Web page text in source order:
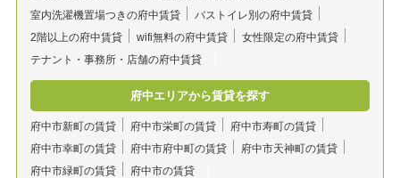
室内洗濯機置場つきの府中賃貸
バストイレ別の府中賃貸
2階以上の府中賃貸
wifi無料の府中賃貸
女性限定の府中賃貸
テナント・事務所・店舗の府中賃貸
府中エリアから賃貸を探す
府中市新町の賃貸 府中市栄町の賃貸
府中市寿町の賃貸
府中市幸町の賃貸
府中市府中町の賃貸
府中市天神町の賃貸
府中市緑町の賃貸
府中市の賃貸